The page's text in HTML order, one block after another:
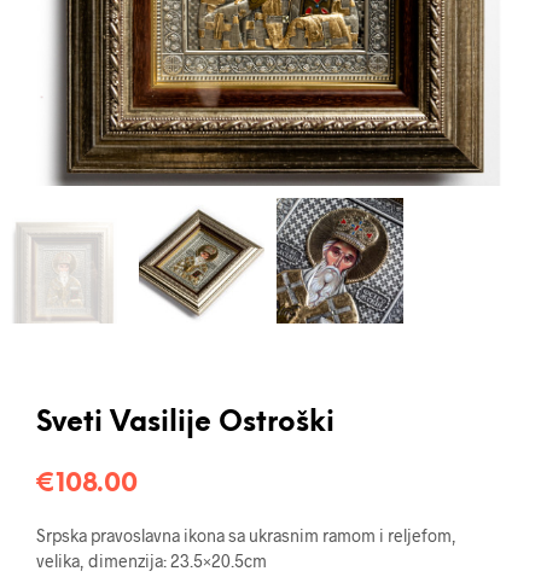
Sveti Vasilije Ostroški
€108.00
Srpska pravoslavna ikona sa ukrasnim ramom i reljefom,
velika, dimenzija: 23.5×20.5cm